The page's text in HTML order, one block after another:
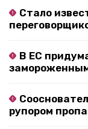
Стало
В ЕС
рупором